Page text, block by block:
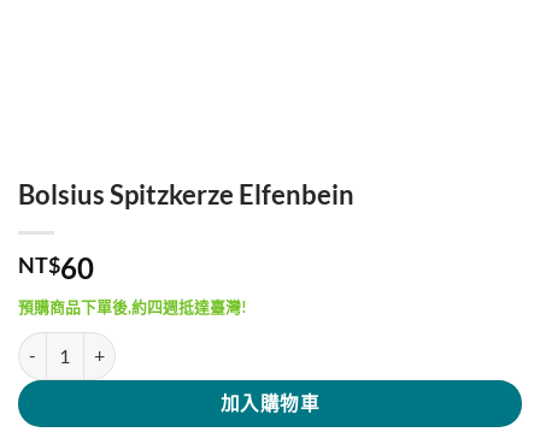
Bolsius Spitzkerze Elfenbein
NT$60
預購商品下單後,約四週抵達臺灣!
Bolsius Spitzkerze Elfenbein 數量
加入購物車